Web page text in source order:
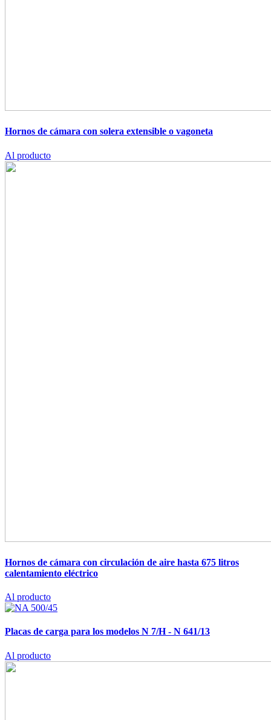
Hornos de cámara con solera extensible o vagoneta
Al producto
Hornos de cámara con circulación de aire hasta 675 litros
calentamiento eléctrico
Al producto
Placas de carga para los modelos N 7/H - N 641/13
Al producto